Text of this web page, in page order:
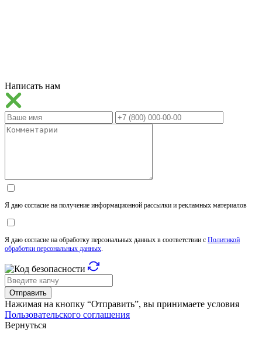
Написать нам
Я даю согласие на получение информационной рассылки и рекламных материалов
Я даю согласие на обработку персональных данных в соответствии с Политикой
обработки персональных данных
Отправить
Нажимая на кнопку “Отправить”, вы принимаете условия
Пользовательского соглашения
Вернуться